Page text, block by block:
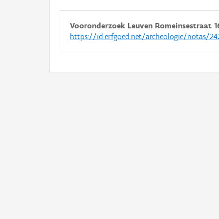
Vooronderzoek Leuven Romeinsestraat
https://id.erfgoed.net/archeologie/notas/